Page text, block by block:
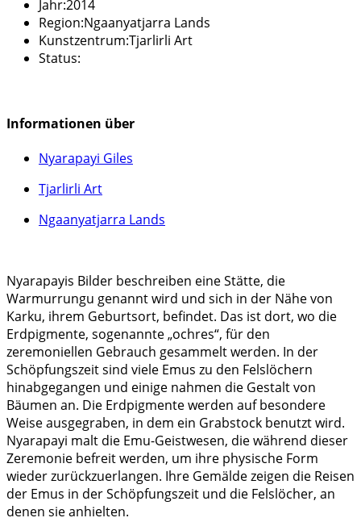
Jahr:2014
Region:Ngaanyatjarra Lands
Kunstzentrum:Tjarlirli Art
Status:
Informationen über
Nyarapayi Giles
Tjarlirli Art
Ngaanyatjarra Lands
Nyarapayis Bilder beschreiben eine Stätte, die
Warmurrungu genannt wird und sich in der Nähe von
Karku, ihrem Geburtsort, befindet. Das ist dort, wo die
Erdpigmente, sogenannte „ochres“, für den
zeremoniellen Gebrauch gesammelt werden. In der
Schöpfungszeit sind viele Emus zu den Felslöchern
hinabgegangen und einige nahmen die Gestalt von
Bäumen an. Die Erdpigmente werden auf besondere
Weise ausgegraben, in dem ein Grabstock benutzt wird.
Nyarapayi malt die Emu-Geistwesen, die während dieser
Zeremonie befreit werden, um ihre physische Form
wieder zurückzuerlangen. Ihre Gemälde zeigen die Reisen
der Emus in der Schöpfungszeit und die Felslöcher, an
denen sie anhielten.